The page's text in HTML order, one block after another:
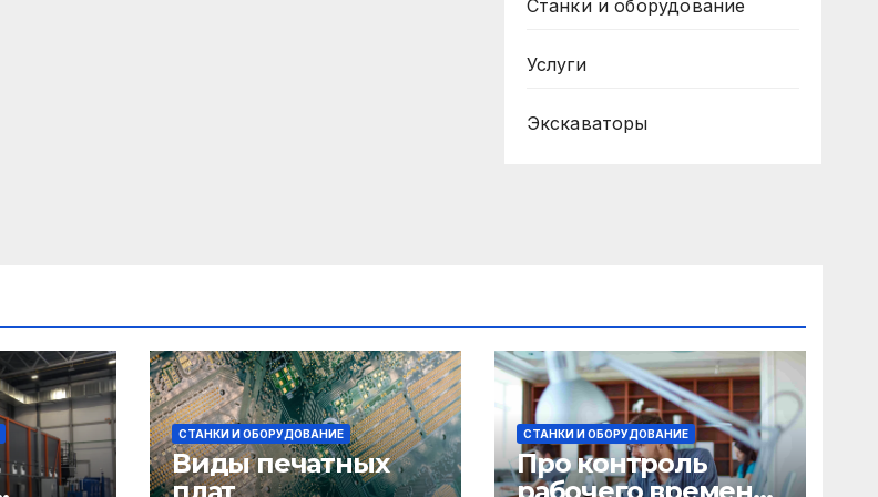
Станки и оборудование
Услуги
Экскаваторы
СТАНКИ И ОБОРУДОВАНИЕ
Виды печатных
СТАНКИ И ОБОРУДОВАНИЕ
Про контроль